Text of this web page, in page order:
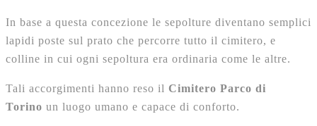
In base a questa concezione le sepolture diventano semplici
lapidi poste sul prato che percorre tutto il cimitero, e
colline in cui ogni sepoltura era ordinaria come le altre.
Tali accorgimenti hanno reso il Cimitero Parco di
Torino un luogo umano e capace di conforto.